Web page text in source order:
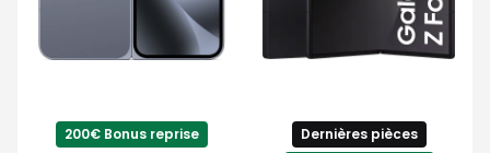
200€ Bonus reprise
Dernières pièces